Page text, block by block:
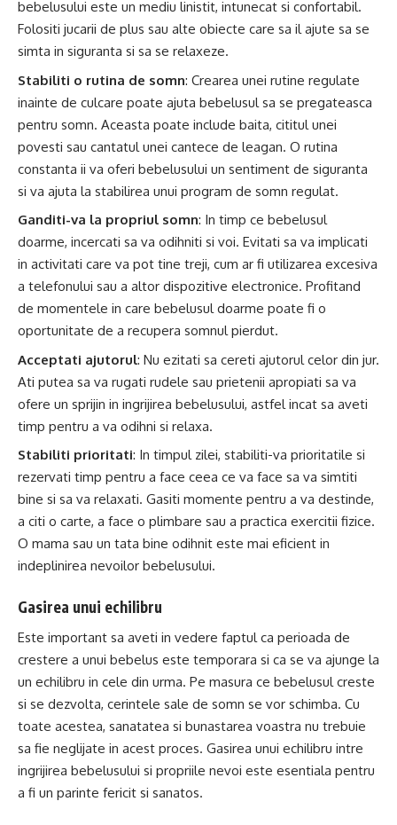
bebelusului este un mediu linistit, intunecat si confortabil.
Folositi jucarii de plus sau alte obiecte care sa il ajute sa se
simta in siguranta si sa se relaxeze.
Stabiliti o rutina de somn: Crearea unei rutine regulate
inainte de culcare poate ajuta bebelusul sa se pregateasca
pentru somn. Aceasta poate include baita, cititul unei
povesti sau cantatul unei cantece de leagan. O rutina
constanta ii va oferi bebelusului un sentiment de siguranta
si va ajuta la stabilirea unui program de somn regulat.
Ganditi-va la propriul somn: In timp ce bebelusul
doarme, incercati sa va odihniti si voi. Evitati sa va implicati
in activitati care va pot tine treji, cum ar fi utilizarea excesiva
a telefonului sau a altor dispozitive electronice. Profitand
de momentele in care bebelusul doarme poate fi o
oportunitate de a recupera somnul pierdut.
Acceptati ajutorul: Nu ezitati sa cereti ajutorul celor din jur.
Ati putea sa va rugati rudele sau prietenii apropiati sa va
ofere un sprijin in ingrijirea bebelusului, astfel incat sa aveti
timp pentru a va odihni si relaxa.
Stabiliti prioritati: In timpul zilei, stabiliti-va prioritatile si
rezervati timp pentru a face ceea ce va face sa va simtiti
bine si sa va relaxati. Gasiti momente pentru a va destinde,
a citi o carte, a face o plimbare sau a practica exercitii fizice.
O mama sau un tata bine odihnit este mai eficient in
indeplinirea nevoilor bebelusului.
Gasirea unui echilibru
Este important sa aveti in vedere faptul ca perioada de
crestere a unui bebelus este temporara si ca se va ajunge la
un echilibru in cele din urma. Pe masura ce bebelusul creste
si se dezvolta, cerintele sale de somn se vor schimba. Cu
toate acestea, sanatatea si bunastarea voastra nu trebuie
sa fie neglijate in acest proces. Gasirea unui echilibru intre
ingrijirea bebelusului si propriile nevoi este esentiala pentru
a fi un parinte fericit si sanatos.